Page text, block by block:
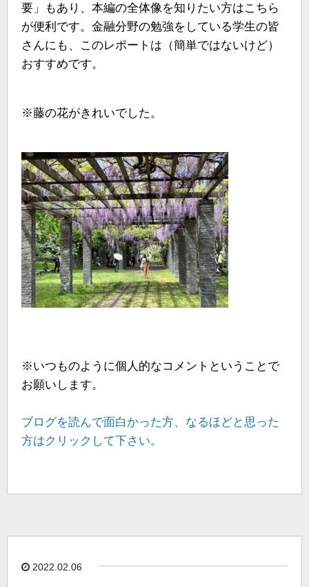
要」もあり、本編の全体像を知りたい方はこちら
が便利です。金融分野の勉強をしている学生の皆
さんにも、このレポートは（簡単ではないけど）
おすすめです。
※藤の花がきれいでした。
※いつものように個人的なコメントということで
お願いします。
ブログを読んで面白かった方、なるほどと思った
方はクリックして下さい。
2022.02.06